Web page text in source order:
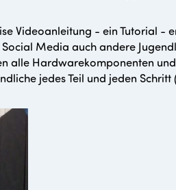
Videoanleitung - ein Tutorial -
Media auch andere
alle Hardwarekomponenten
jedes Teil und jeden